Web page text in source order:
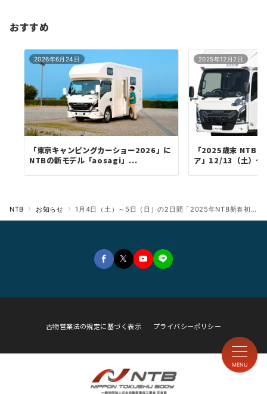
おすすめ
2026年6月24日
「東京キャンピングカーショー2026」に
NTBの新モデル「aosagi」...
2025年12月2日
「2025歳末 NTBキ
ア」12/13（土）
NTB お知らせ 1月4日（土）～5日（日）の2日間「2025年NTB新春初売りフェア」を開催！
古物営業法の規定に基づく表示 プライバシーポリシー
MENU